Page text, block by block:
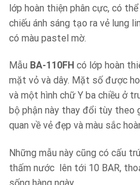
lớp hoàn thiện phân cực, có
chiếu ánh sáng tạo ra vẻ lung
có màu pastel mờ.
Mẫu BA-110FH có lớp hoàn
mặt vỏ và dây. Mặt số được
và một hình chữ Y ba chiều ở
bộ phận này thay đổi tùy theo
quan về vẻ đẹp và màu sắc
Những mẫu này cũng có cấu
thấm nước lên tới 10 BAR,